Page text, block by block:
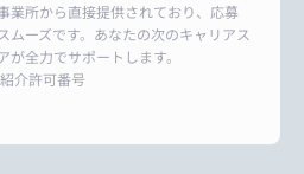
業所から直接提供されており、応募
ムーズです。あなたの次のキャリアス
が全力でサポートします。
介許可番号